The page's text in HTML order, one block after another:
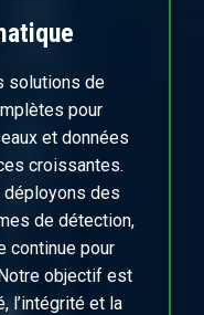
solutions de
pour
et données
croissantes.
des
de détection,
continue pour
objectif est
l’intégrité et la